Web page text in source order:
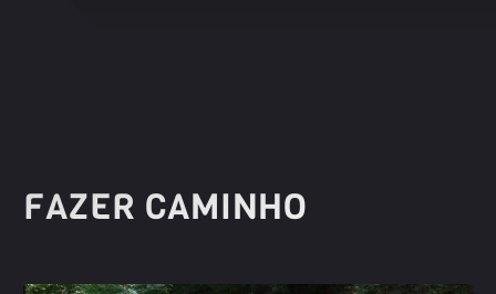
FAZER CAMINHO